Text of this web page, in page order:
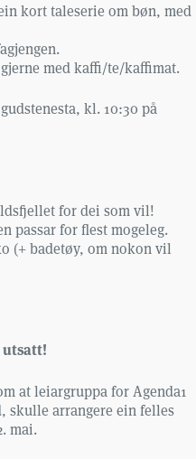
kort taleserie om bøn, med
med kaffi/te/kaffimat.
kl. 10:30 på
for dei som vil!
passar for flest mogeleg.
(+ badetøy, om nokon vil
at leiargruppa for Agenda1
skulle arrangere ein felles
mai.